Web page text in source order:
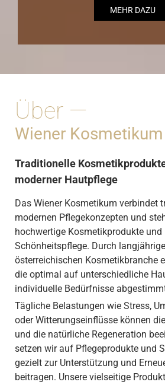
MEHR DAZU
Über —
Wiener Kosmetikum
Traditionelle
moderner Hautpflege
Das Wiener Kosmetikum verbindet
modernen Pflegekonzepten und
hochwertige Kosmetikprodukte
Schönheitspflege. Durch
österreichischen Kosmetikbranche
die optimal auf unterschiedliche
individuelle Bedürfnisse
Tägliche Belastungen wie Stress,
oder Witterungseinflüsse können
und die natürliche Regeneration
setzen wir auf Pflegeprodukte und
gezielt zur Unterstützung und
beitragen. Unsere vielseitige